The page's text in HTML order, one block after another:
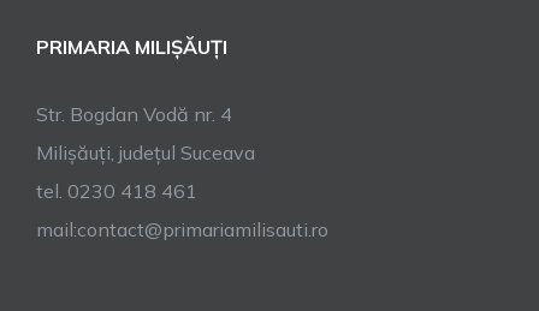
PRIMARIA MILIȘĂUȚI
Str. Bogdan Vodă nr. 4
Milișăuți, județul Suceava
tel. 0230 418 461
mail:contact@primariamilisauti.ro